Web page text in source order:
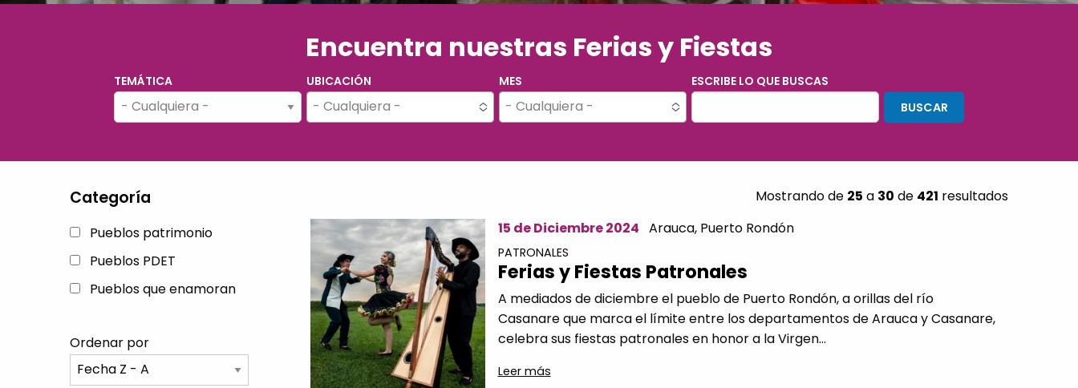
Encuentra nuestras Ferias y Fiestas
TEMÁTICA UBICACIÓN
- Cualquiera -
MES
- Cualquiera -
ESCRIBE LO QUE BUSCAS
Mostrando de 25 a 30 de 421 resultados
15 de Diciembre 2024 Arauca, Puerto Rondón
PATRONALES
Ferias y Fiestas Patronales
A mediados de diciembre el pueblo de Puerto Rondón, a orillas del río
Casanare que marca el límite entre los departamentos de Arauca y Casanare,
celebra sus fiestas patronales en honor a la Virgen...
Leer más
Categoría
Pueblos patrimonio
Pueblos PDET
Pueblos que enamoran
Ordenar por